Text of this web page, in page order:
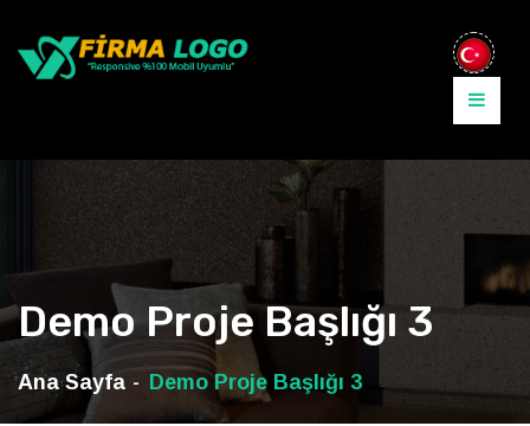
Demo Proje Başlığı 3
Ana Sayfa Demo Proje Başlığı 3